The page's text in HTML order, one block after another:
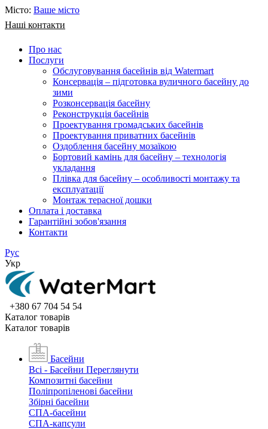
Місто: Ваше місто
Наші контакти
Про нас
Послуги
Обслуговування басейнів від Watermart
Консервація – підготовка вуличного басейну до
зими
Розконсервація басейну
Реконструкція басейнів
Проектування громадських басейнів
Проектування приватних басейнів
Оздоблення басейну мозаїкою
Бортовий камінь для басейну – технологія
укладання
Плівка для басейну – особливості монтажу та
експлуатації
Монтаж терасної дошки
Оплата і доставка
Гарантійні зобов'язання
Контакти
Рус
Укр
+380 67 704 54 54
Каталог товарiв
Каталог товарiв
Басейни
Всі - Басейни Переглянути
Композитні басейни
Поліпропіленові басейни
Збірні басейни
СПА-басейни
СПА-капсули